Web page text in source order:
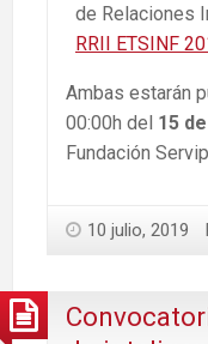
de Relaciones
RRII ETSINF
Ambas estarán
00:00h del 15
Fundación
10 julio, 2019